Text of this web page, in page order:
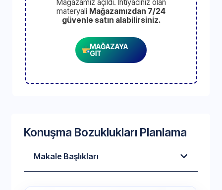
Mağazamız açıldı. İhtiyacınız olan
materyali Mağazamızdan 7/24
güvenle satın alabilirsiniz.
MAĞAZAYA
GİT
Konuşma Bozuklukları Planlama
Makale Başlıkları